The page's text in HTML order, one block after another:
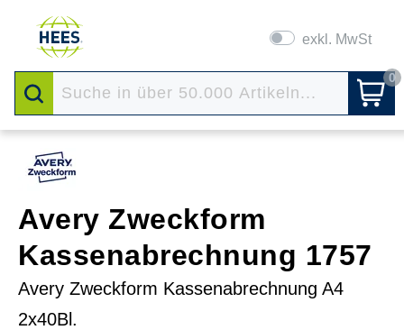
exkl. MwSt
0
Avery Zweckform
Kassenabrechnung 1757
Avery Zweckform Kassenabrechnung A4
2x40Bl.